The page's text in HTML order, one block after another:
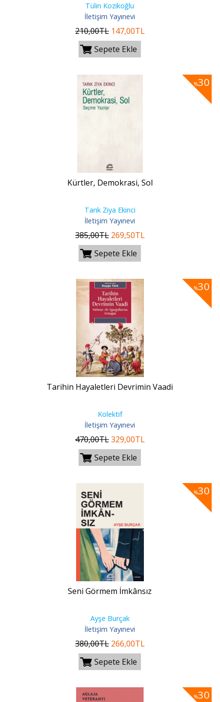
Tülin Kozikoğlu
İletişim Yayınevi
210,00TL 147,00TL
Sepete Ekle
%30
Kürtler, Demokrasi, Sol
Tarık Ziya Ekinci
İletişim Yayınevi
385,00TL 269,50TL
Sepete Ekle
%30
Tarihin Hayaletleri Devrimin Vaadi
Kolektif
İletişim Yayınevi
470,00TL329,00TL
Sepete Ekle
%30
Seni Görmem İmkânsız
Ayşe Burçak
İletişim Yayınevi
380,00TL 266,00TL
Sepete Ekle
%30